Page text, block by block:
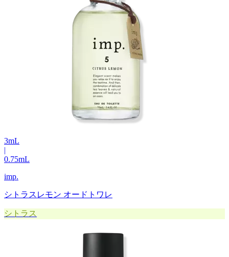
3mL
|
0.75mL
imp.
シトラスレモン オードトワレ
シトラス